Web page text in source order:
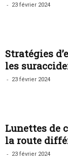
- 23 février 2024
Stratégies
les
- 23 février 2024
Lunettes de
la route
- 23 février 2024